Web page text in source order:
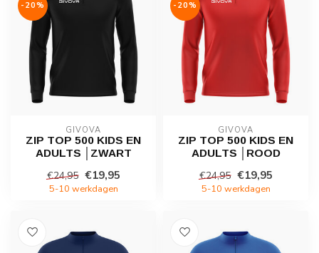
-20%
GIVOVA
ZIP TOP 500 KIDS EN
ADULTS │ZWART
€24,95 €19,95
5-10 werkdagen
-20%
GIVOVA
ZIP TOP 500 KIDS EN
ADULTS │ROOD
€24,95 €19,95
5-10 werkdagen